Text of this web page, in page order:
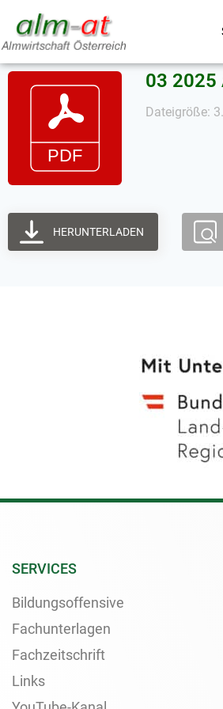
03 2025
Dateigröße:
HERUNTERLADEN
SERVICES
Bildungsoffensive
Fachunterlagen
Fachzeitschrift
Links